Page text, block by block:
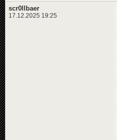
scr0llbaer
17.12.2025 19:25